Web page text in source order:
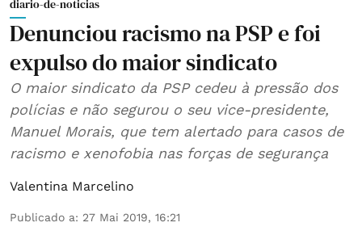
diario-de-noticias
Denunciou racismo na PSP e foi
expulso do maior sindicato
O maior sindicato da PSP cedeu à pressão dos
polícias e não segurou o seu vice-presidente,
Manuel Morais, que tem alertado para casos de
racismo e xenofobia nas forças de segurança
Valentina Marcelino
Publicado a: 27 Mai 2019, 16:21